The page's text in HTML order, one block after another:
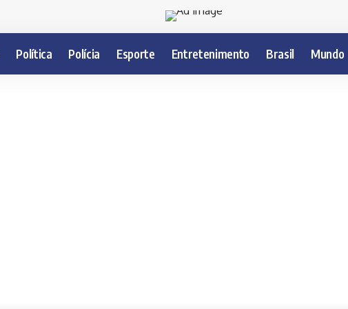
Política Polícia Esporte Entretenimento Brasil Mundo